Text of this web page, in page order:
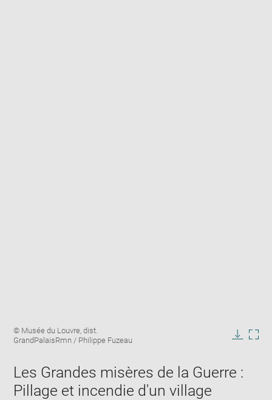
window
Image
caption:
© Musée du Louvre, dist.
GrandPalaisRmn / Philippe Fuzeau
Les Grandes misères de la Guerre :
Pillage et incendie d'un village